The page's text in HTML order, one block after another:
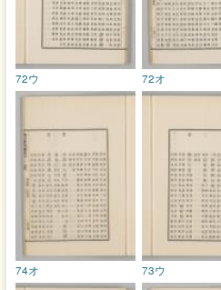
72オ
72ウ
73ウ
74オ